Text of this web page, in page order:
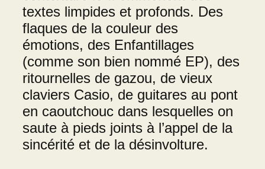
textes limpides et profonds. Des
flaques de la couleur des
émotions, des Enfantillages
(comme son bien nommé EP), des
ritournelles de gazou, de vieux
claviers Casio, de guitares au pont
en caoutchouc dans lesquelles on
saute à pieds joints à l’appel de la
sincérité et de la désinvolture.